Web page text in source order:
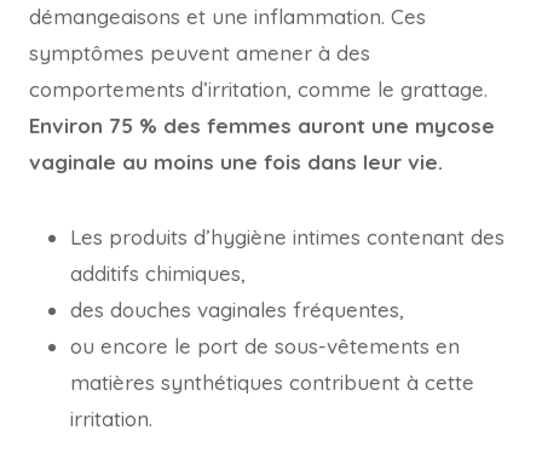
démangeaisons et une inflammation. Ces
symptômes peuvent amener à des
comportements d’irritation, comme le grattage.
Environ 75 % des femmes auront une mycose
vaginale au moins une fois dans leur vie.
Les produits d’hygiène intimes contenant des
additifs chimiques,
des douches vaginales fréquentes,
ou encore le port de sous-vêtements en
matières synthétiques contribuent à cette
irritation.